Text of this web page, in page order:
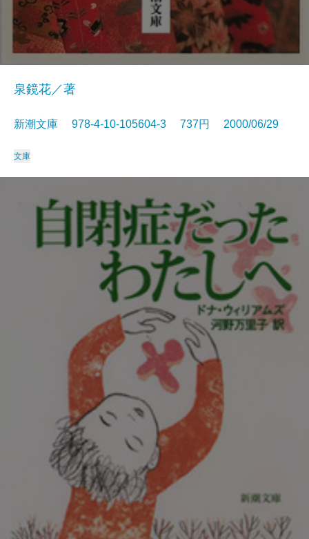
泉鏡花／著
新潮文庫 978-4-10-105604-3 737円 2000/06/29
文庫